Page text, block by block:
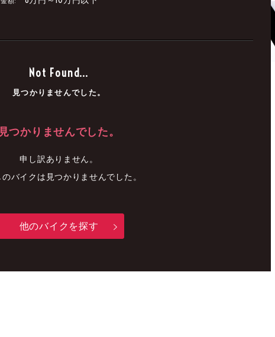
Not Found...
見つかりませんでした。
見つかりませんでした。
申し訳ありません。
バイクは見つかりませんでした。
他のバイクを探す
中古車